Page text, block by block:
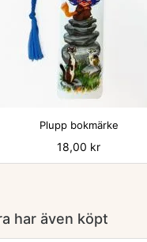

Plupp bokmärke
Pris
18,00 kr
har även köpt